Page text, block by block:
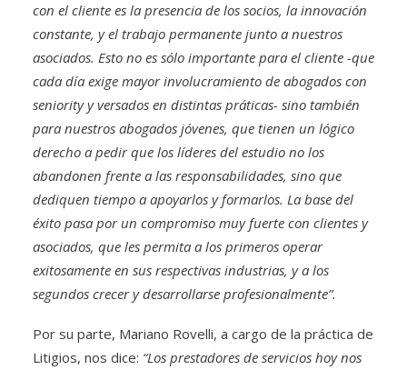
con el cliente es la presencia de los socios, la innovación
constante, y el trabajo permanente junto a nuestros
asociados. Esto no es sólo importante para el cliente -que
cada día exige mayor involucramiento de abogados con
seniority y versados en distintas práticas- sino también
para nuestros abogados jóvenes, que tienen un lógico
derecho a pedir que los líderes del estudio no los
abandonen frente a las responsabilidades, sino que
dediquen tiempo a apoyarlos y formarlos. La base del
éxito pasa por un compromiso muy fuerte con clientes y
asociados, que les permita a los primeros operar
exitosamente en sus respectivas industrias, y a los
segundos crecer y desarrollarse profesionalmente”.
Por su parte, Mariano Rovelli, a cargo de la práctica de
Litigios, nos dice: “Los prestadores de servicios hoy nos